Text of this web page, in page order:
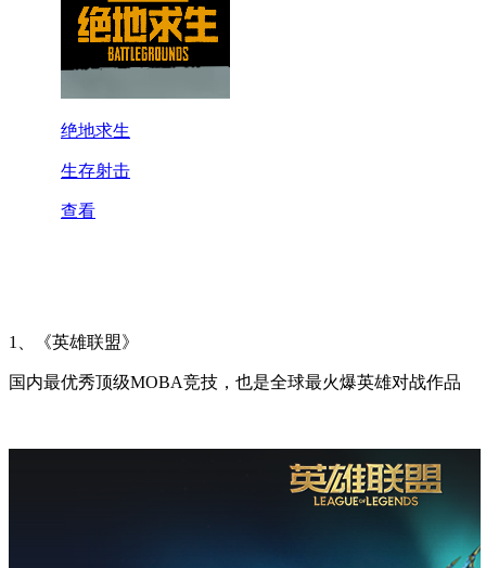
1、《英雄联盟》
国内最优秀顶级MOBA竞技，也是全球最火爆英雄对战作品